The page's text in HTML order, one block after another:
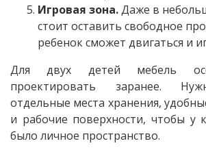
Игровая зона.Даже в
стоит оставить свободное
ребенок сможет двигаться и
Для двух детей мебель
проектировать заранее.
отдельные места хранения,
и рабочие поверхности, чтобы у
было личное пространство.